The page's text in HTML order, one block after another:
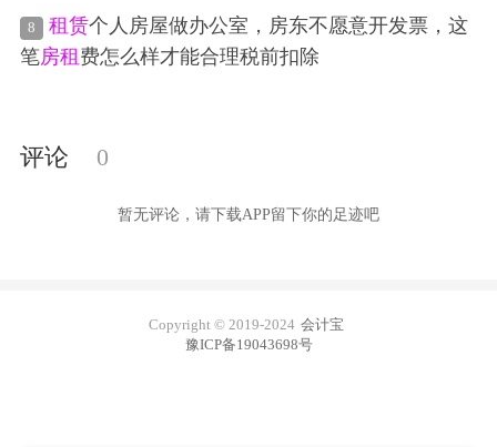
网络费，物业开的发票项目是 ：物业管理服务，因
为业务公司只能开这个，现在问题点是 那么我B公
，我们按照物业开的发票给a开发票，租金，物业
费，水电费都计入什么科目呢，分录怎么写
8 租赁个人房屋做办公室，房东不愿意开发票，这
笔房租 费怎么样才能合理税前扣除
评论 0
暂无评论，请下载APP留下你的足迹吧
Copyright © 2019-2024 会计宝
豫ICP备19043698号